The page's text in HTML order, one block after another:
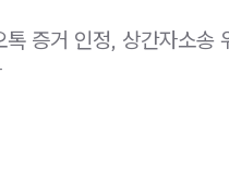
증거 인정, 상간자소송